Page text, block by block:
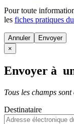
Pour toute
les fiches pratiques
Annuler
×
Envoyer à
Tous les champs
Destinataire